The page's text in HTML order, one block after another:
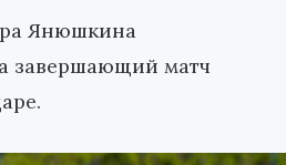
Янюшкина
завершающий матч